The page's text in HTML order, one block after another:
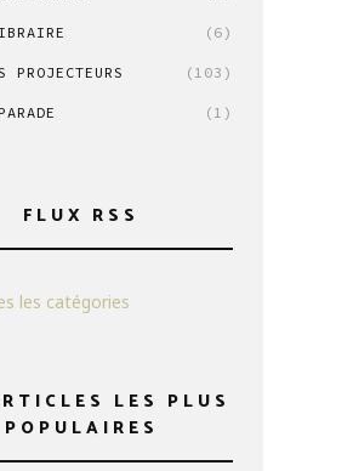
(6)
PROJECTEURS (103)
(1)
FLUX RSS
les catégories
LES PLUS
POPULAIRES